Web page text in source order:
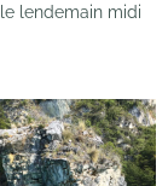
lendemain midi